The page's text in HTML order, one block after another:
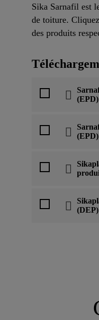
Sika Sarnafil est
de toiture.
des produits